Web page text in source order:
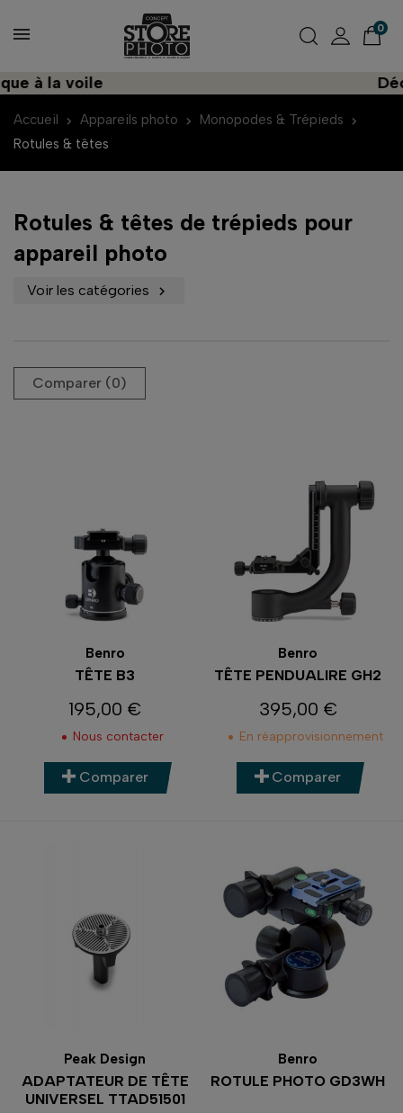
0
la voile
Accueil Appareils photo
Monopodes & Trépieds
Rotules & têtes
Rotules & têtes de trépieds pour
appareil photo
Voir les catégories 
Comparer (0)‎
Benro
TÊTE B3
Prix
195,00 €
Nous contacter
Comparer
Benro
TÊTE PENDUALIRE GH2
Prix
395,00 €
En réapprovisionnement
Comparer
Peak Design
ADAPTATEUR DE TÊTE
UNIVERSEL TTAD51501
Benro
ROTULE PHOTO GD3WH